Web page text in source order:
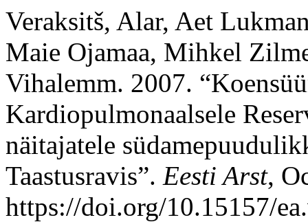
Veraksitš, Alar, Aet
Maie Ojamaa, Mihkel
Vihalemm. 2007.
Kardiopulmonaalsele
näitajatele
Taastusravis”. Eesti Arst,
https://doi.org/10.15157/